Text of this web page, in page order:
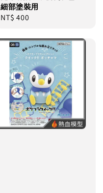
細部塗裝用
Regular
NT$ 400